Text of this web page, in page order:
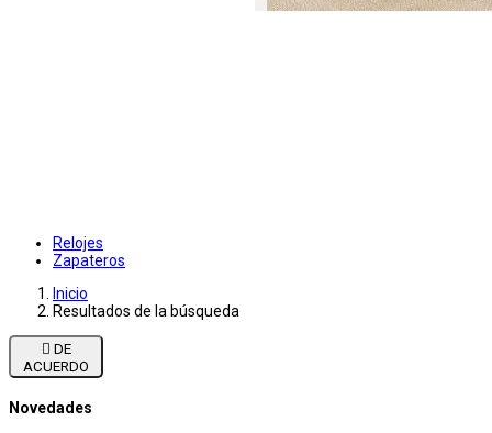
Relojes
Zapateros
Inicio
Resultados de la búsqueda

ACUERDO
Novedades